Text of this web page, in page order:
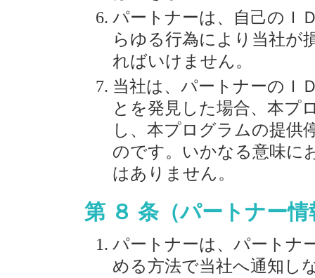
パートナーは、自己のＩ
らゆる行為により当社が
ればいけません。
当社は、パートナーのＩ
とを発見した場合、本プ
し、本プログラムの提供
のです。いかなる意味に
はありません。
第 ８ 条（パートナー
パートナーは、パートナ
める方法で当社へ通知し